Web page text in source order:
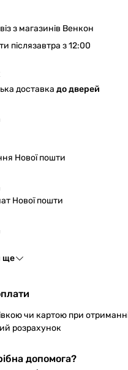
з магазинів Венкон
післязавтра з 12:00
доставка до дверей
Нової пошти
Нової пошти
ще
чи картою при
розрахунок
допомога?